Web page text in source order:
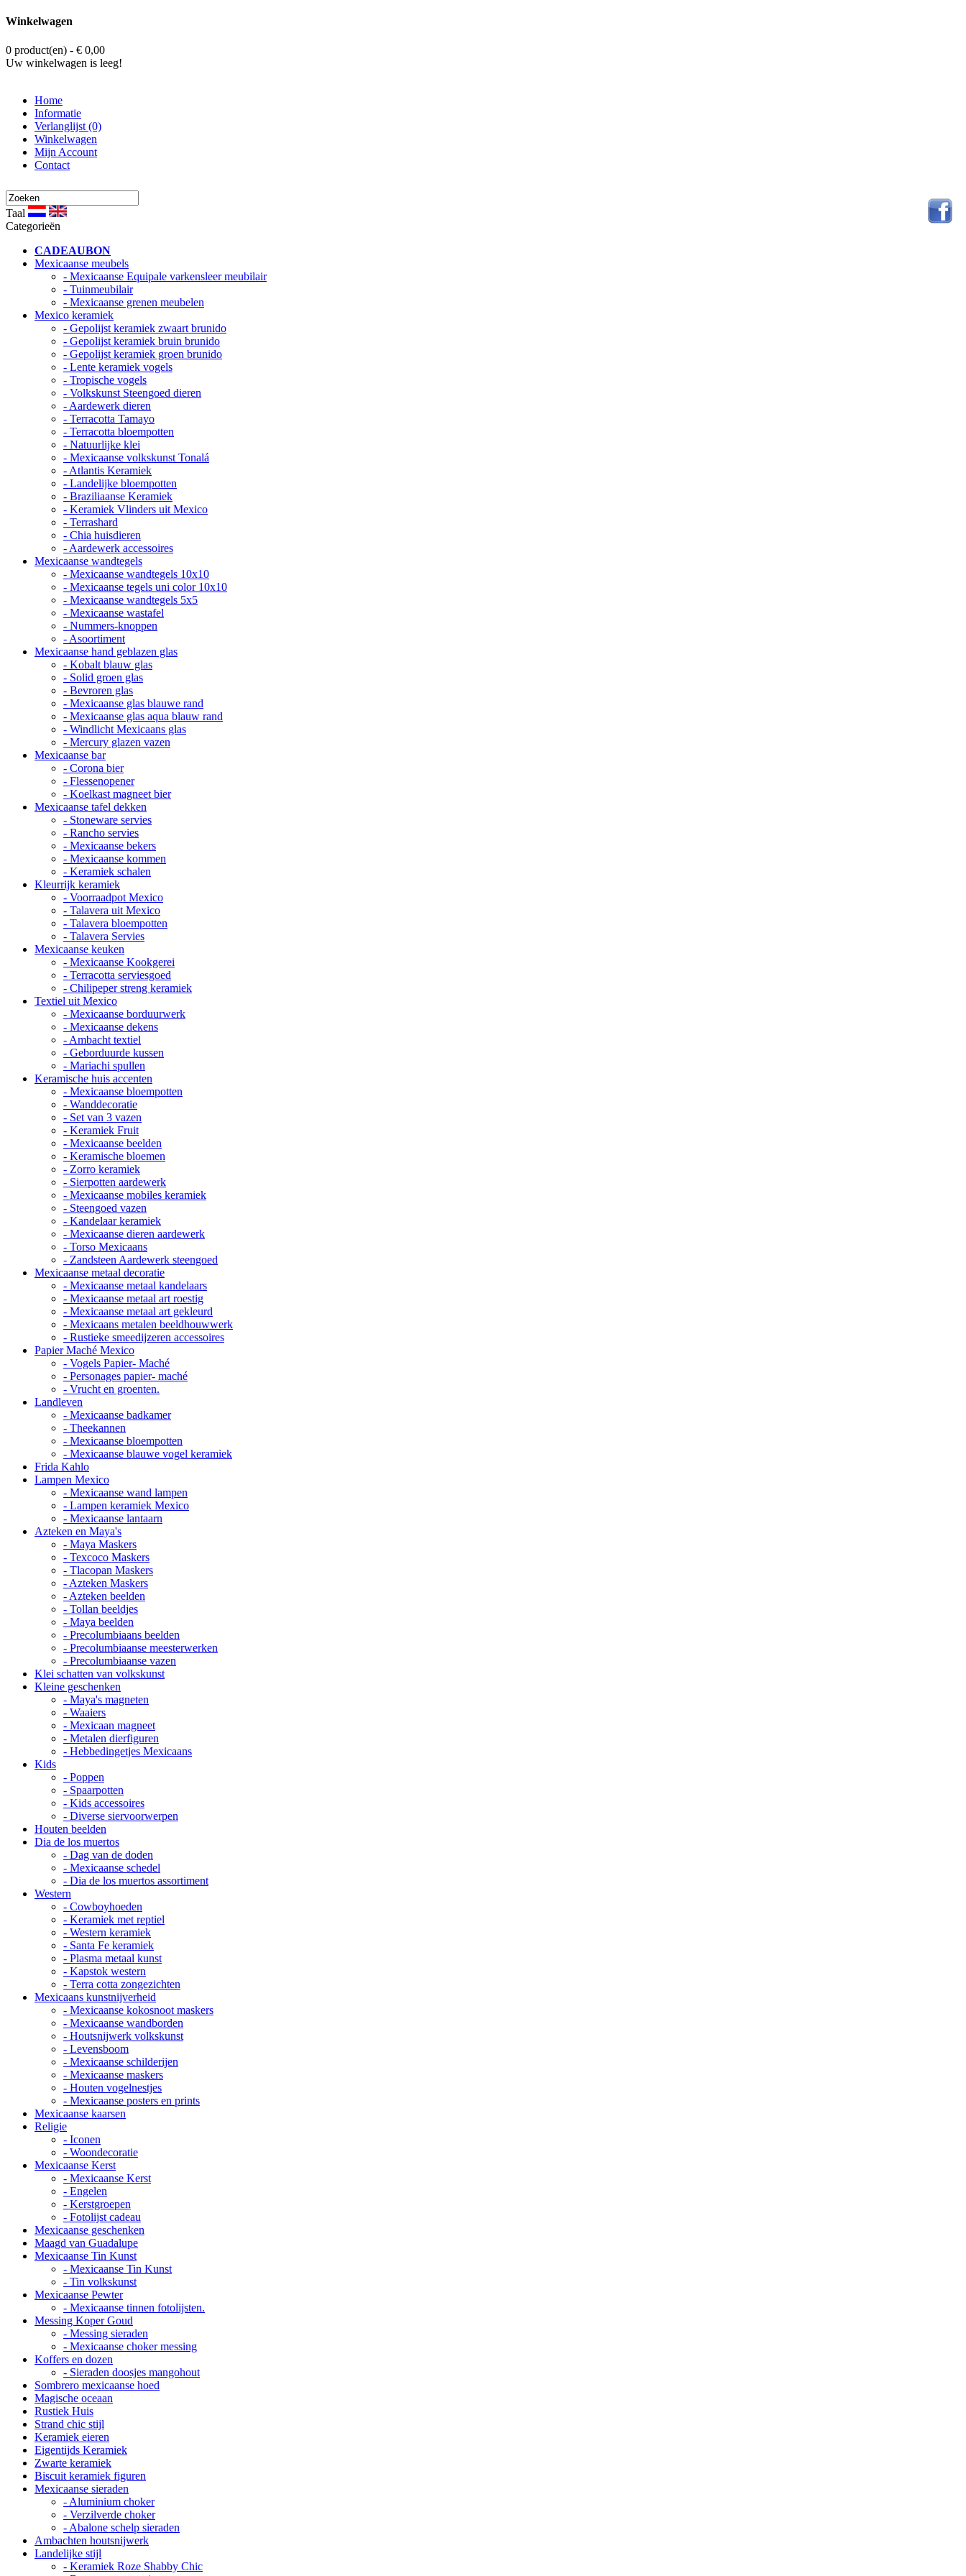
Winkelwagen
0 product(en) - € 0,00
Uw winkelwagen is leeg!
Home
Informatie
Verlanglijst (0)
Winkelwagen
Mijn Account
Contact
Taal
Categorieën
CADEAUBON
Mexicaanse meubels
- Mexicaanse Equipale varkensleer meubilair
- Tuinmeubilair
- Mexicaanse grenen meubelen
Mexico keramiek
- Gepolijst keramiek zwaart brunido
- Gepolijst keramiek bruin brunido
- Gepolijst keramiek groen brunido
- Lente keramiek vogels
- Tropische vogels
- Volkskunst Steengoed dieren
- Aardewerk dieren
- Terracotta Tamayo
- Terracotta bloempotten
- Natuurlijke klei
- Mexicaanse volkskunst Tonalá
- Atlantis Keramiek
- Landelijke bloempotten
- Braziliaanse Keramiek
- Keramiek Vlinders uit Mexico
- Terrashard
- Chia huisdieren
- Aardewerk accessoires
Mexicaanse wandtegels
- Mexicaanse wandtegels 10x10
- Mexicaanse tegels uni color 10x10
- Mexicaanse wandtegels 5x5
- Mexicaanse wastafel
- Nummers-knoppen
- Asoortiment
Mexicaanse hand geblazen glas
- Kobalt blauw glas
- Solid groen glas
- Bevroren glas
- Mexicaanse glas blauwe rand
- Mexicaanse glas aqua blauw rand
- Windlicht Mexicaans glas
- Mercury glazen vazen
Mexicaanse bar
- Corona bier
- Flessenopener
- Koelkast magneet bier
Mexicaanse tafel dekken
- Stoneware servies
- Rancho servies
- Mexicaanse bekers
- Mexicaanse kommen
- Keramiek schalen
Kleurrijk keramiek
- Voorraadpot Mexico
- Talavera uit Mexico
- Talavera bloempotten
- Talavera Servies
Mexicaanse keuken
- Mexicaanse Kookgerei
- Terracotta serviesgoed
- Chilipeper streng keramiek
Textiel uit Mexico
- Mexicaanse borduurwerk
- Mexicaanse dekens
- Ambacht textiel
- Geborduurde kussen
- Mariachi spullen
Keramische huis accenten
- Mexicaanse bloempotten
- Wanddecoratie
- Set van 3 vazen
- Keramiek Fruit
- Mexicaanse beelden
- Keramische bloemen
- Zorro keramiek
- Sierpotten aardewerk
- Mexicaanse mobiles keramiek
- Steengoed vazen
- Kandelaar keramiek
- Mexicaanse dieren aardewerk
- Torso Mexicaans
- Zandsteen Aardewerk steengoed
Mexicaanse metaal decoratie
- Mexicaanse metaal kandelaars
- Mexicaanse metaal art roestig
- Mexicaanse metaal art gekleurd
- Mexicaans metalen beeldhouwwerk
- Rustieke smeedijzeren accessoires
Papier Maché Mexico
- Vogels Papier- Maché
- Personages papier- maché
- Vrucht en groenten.
Landleven
- Mexicaanse badkamer
- Theekannen
- Mexicaanse bloempotten
- Mexicaanse blauwe vogel keramiek
Frida Kahlo
Lampen Mexico
- Mexicaanse wand lampen
- Lampen keramiek Mexico
- Mexicaanse lantaarn
Azteken en Maya's
- Maya Maskers
- Texcoco Maskers
- Tlacopan Maskers
- Azteken Maskers
- Azteken beelden
- Tollan beeldjes
- Maya beelden
- Precolumbiaans beelden
- Precolumbiaanse meesterwerken
- Precolumbiaanse vazen
Klei schatten van volkskunst
Kleine geschenken
- Maya's magneten
- Waaiers
- Mexicaan magneet
- Metalen dierfiguren
- Hebbedingetjes Mexicaans
Kids
- Poppen
- Spaarpotten
- Kids accessoires
- Diverse siervoorwerpen
Houten beelden
Dia de los muertos
- Dag van de doden
- Mexicaanse schedel
- Dia de los muertos assortiment
Western
- Cowboyhoeden
- Keramiek met reptiel
- Western keramiek
- Santa Fe keramiek
- Plasma metaal kunst
- Kapstok western
- Terra cotta zongezichten
Mexicaans kunstnijverheid
- Mexicaanse kokosnoot maskers
- Mexicaanse wandborden
- Houtsnijwerk volkskunst
- Levensboom
- Mexicaanse schilderijen
- Mexicaanse maskers
- Houten vogelnestjes
- Mexicaanse posters en prints
Mexicaanse kaarsen
Religie
- Iconen
- Woondecoratie
Mexicaanse Kerst
- Mexicaanse Kerst
- Engelen
- Kerstgroepen
- Fotolijst cadeau
Mexicaanse geschenken
Maagd van Guadalupe
Mexicaanse Tin Kunst
- Mexicaanse Tin Kunst
- Tin volkskunst
Mexicaanse Pewter
- Mexicaanse tinnen fotolijsten.
Messing Koper Goud
- Messing sieraden
- Mexicaanse choker messing
Koffers en dozen
- Sieraden doosjes mangohout
Sombrero mexicaanse hoed
Magische oceaan
Rustiek Huis
Strand chic stijl
Keramiek eieren
Eigentijds Keramiek
Zwarte keramiek
Biscuit keramiek figuren
Mexicaanse sieraden
- Aluminium choker
- Verzilverde choker
- Abalone schelp sieraden
Ambachten houtsnijwerk
Landelijke stijl
- Keramiek Roze Shabby Chic